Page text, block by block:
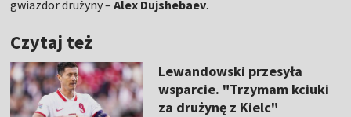
gwiazdor drużyny –Alex Dujshebaev.
Czytaj też
Lewandowski przesyła
wsparcie. "Trzymam kciuki
za drużynę z Kielc"